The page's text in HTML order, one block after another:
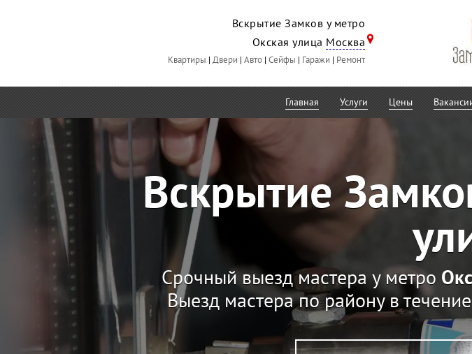
Вскрытие Замков у метро
Окская улица Москва
Квартиры | Двери | Авто | Сейфы | Гаражи | Ремонт
Главная Услуги Цены
Вскрытие
Срочный выезд мастера у метро
Выезд мастера по району в течение